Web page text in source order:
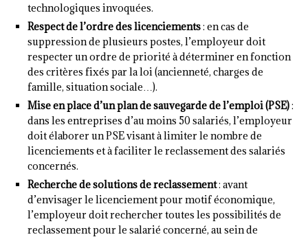
technologiques invoquées.
Respect de l’ordre des licenciements: en cas de
suppression de plusieurs postes, l’employeur doit
respecter un ordre de priorité à déterminer en fonction
des critères fixés par la loi (ancienneté, charges de
famille, situation sociale…).
Mise en place d’un plan de sauvegarde de l’emploi (PSE):
dans les entreprises d’au moins 50 salariés, l’employeur
doit élaborer un PSE visant à limiter le nombre de
licenciements et à faciliter le reclassement des salariés
concernés.
Recherche de solutions de reclassement: avant
d’envisager le licenciement pour motif économique,
l’employeur doit rechercher toutes les possibilités de
reclassement pour le salarié concerné, au sein de